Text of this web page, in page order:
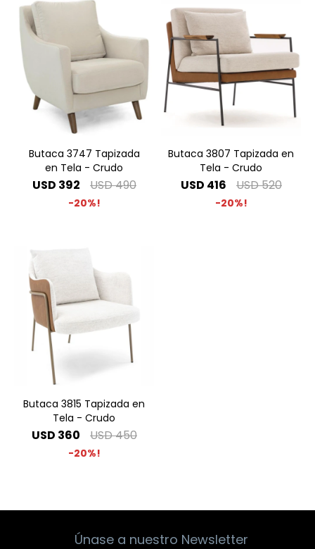
Butaca 3747 Tapizada
en Tela - Crudo
USD 392 USD490
20
Butaca 3807 Tapizada en
Tela - Crudo
USD 416 USD520
20
Butaca 3815 Tapizada en
Tela - Crudo
USD 360 USD450
20
Únase a nuestro Newsletter